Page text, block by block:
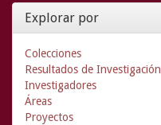
Explorar por
Colecciones
Resultados de Investigación
Investigadores
Áreas
Proyectos